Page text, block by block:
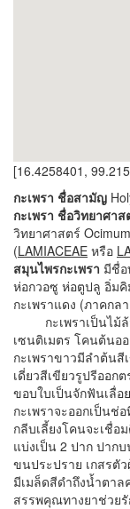
[16.4258401,
กะเพรา ชื่อสามัญ
กะเพรา ชื่อวิทยาศาส
วิทยาศาสตร์
(LAMIACEAE หรือ
สมุนไพรกะเพรา มีชื่อ
ห่อกวอซู ห่อตูปลู อิ่มคิ
กะเพราแดง (ภาคกล
กะเพราเป็นไม้ล้
เซนติเมตร โคนต้นอ
กะเพราขาวมีลำต้น
เดี่ยวสีเขียวรูปรีออ
ขอบใบเป็นจักฟันเลื่
กะเพราจะออกเป็นช่
กลีบเลี้ยงโคนจะเชื่
แบ่งเป็น 2 ปาก ปาก
ขนประปราย เกสรตั
มีเมล็ดสีดำถึงน้ำตา
สรรพคุณทางยาช่วย